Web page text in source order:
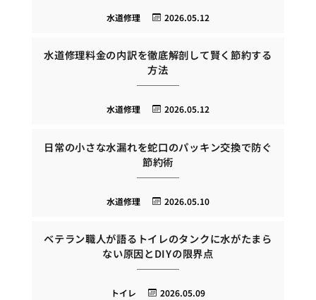
2026.05.12
水道修理
水道修理料金の内訳を徹底解剖して賢く節約する
方法
2026.05.12
水道修理
日常の小さな水漏れを蛇口のパッキン交換で防ぐ
節約術
2026.05.10
水道修理
ベテラン職人が語るトイレのタンクに水がたまら
ない原因とDIYの限界点
2026.05.09
トイレ